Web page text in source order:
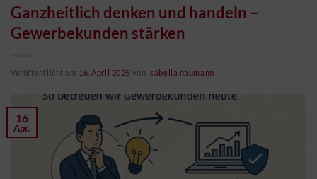
Ganzheitlich denken und handeln –
Gewerbekunden stärken
Veröffentlicht am 16. April 2025 von isabella.naumann
16
Apr.